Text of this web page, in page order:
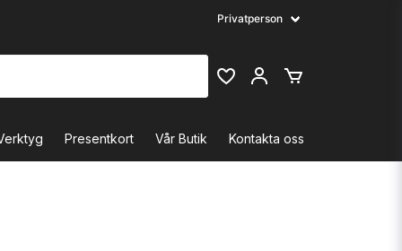
Presentkort Vår Butik Kontakta oss